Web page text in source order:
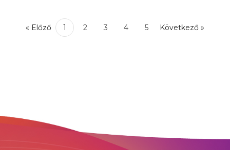
« Előző 1 2 3 4 5 Következő »